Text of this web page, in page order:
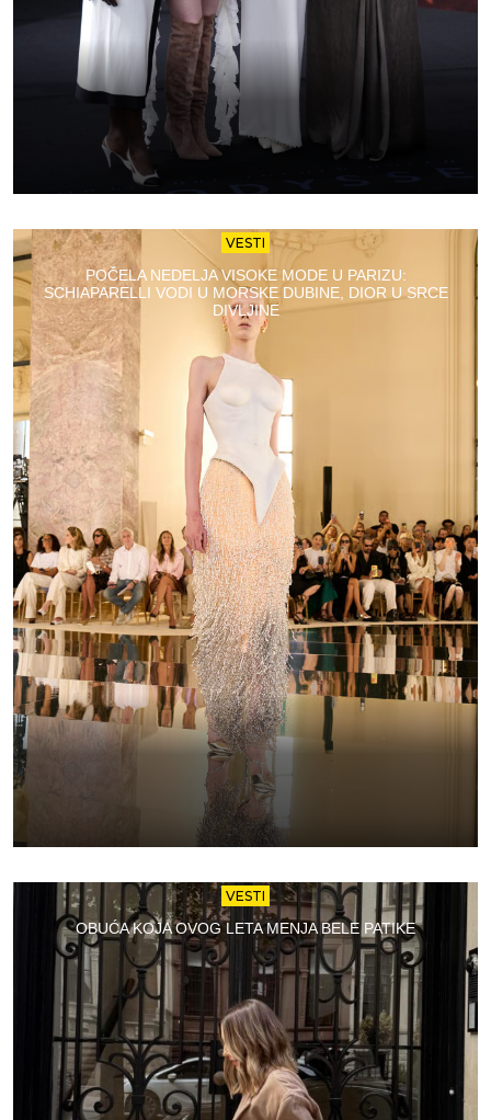
VESTI
POČELA NEDELJA VISOKE MODE U PARIZU:
SCHIAPARELLI VODI U MORSKE DUBINE, DIOR U SRCE
DIVLJINE
VESTI
OBUĆA KOJA OVOG LETA MENJA BELE PATIKE